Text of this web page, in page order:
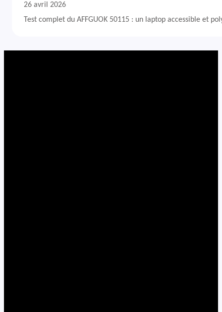
26 avril 2026
Test complet du AFFGUOK 50115 : un laptop accessible et